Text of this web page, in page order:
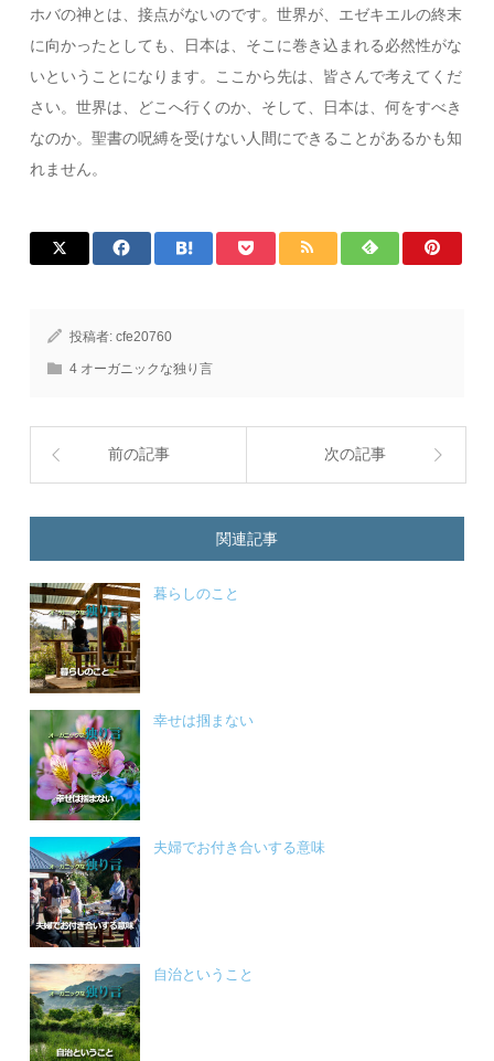
ホバの神とは、接点がないのです。世界が、エゼキエルの終末
に向かったとしても、日本は、そこに巻き込まれる必然性がな
いということになります。ここから先は、皆さんで考えてくだ
さい。世界は、どこへ行くのか、そして、日本は、何をすべき
なのか。聖書の呪縛を受けない人間にできることがあるかも知
れません。
投稿者:cfe20760
4 オーガニックな独り言
前の記事 次の記事
関連記事
暮らしのこと
幸せは掴まない
夫婦でお付き合いする意味
自治ということ